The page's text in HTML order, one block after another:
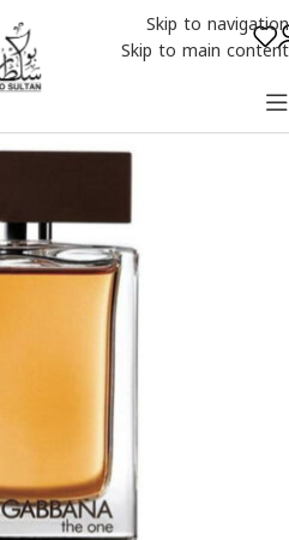
Skip to navigation
Skip to main content